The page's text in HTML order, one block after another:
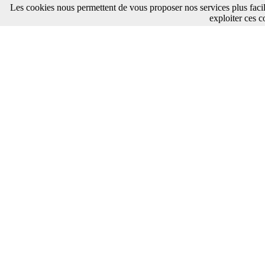
Les cookies nous permettent de vous proposer nos services plus
exploiter ces